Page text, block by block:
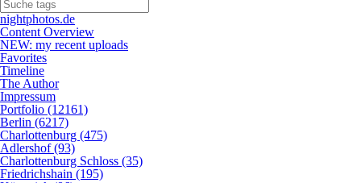
nightphotos.de
Content Overview
NEW: my recent uploads
Favorites
Timeline
The Author
Impressum
Portfolio (12161)
Berlin (6217)
Charlottenburg (475)
Adlershof (93)
Charlottenburg Schloss (35)
Friedrichshain (195)